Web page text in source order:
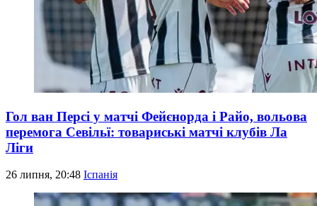
Гол ван Персі у матчі Фейєнорда і Райо, вольова
перемога Севільї: товариські матчі клубів Ла
Ліги
26 липня, 20:48 Іспанія